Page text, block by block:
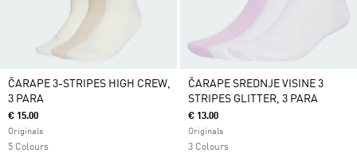
ČARAPE 3-STRIPES HIGH CREW,
3 PARA
€ 15.00
Originals
5 Colours
ČARAPE SREDNJE VISINE 3
STRIPES GLITTER, 3 PARA
€ 13.00
Originals
3 Colours